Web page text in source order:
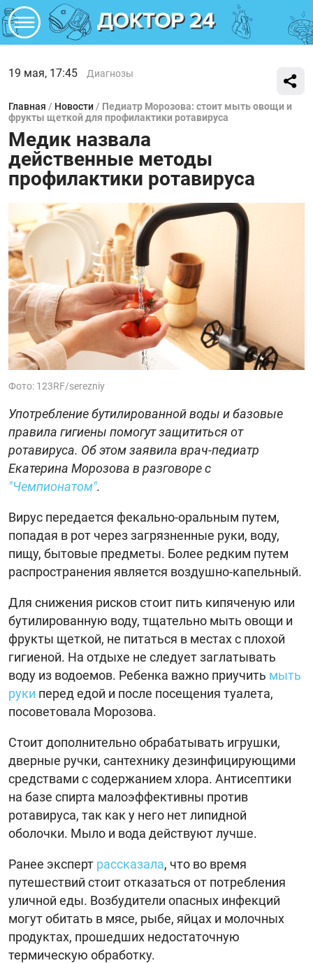
19 мая, 17:45 Диагнозы
Главная / Новости / Педиатр Морозова: стоит мыть овощи и
фрукты щеткой для профилактики ротавируса
Медик назвала
действенные методы
профилактики ротавируса
Фото: 123RF/serezniy
Употребление бутилированной воды и базовые
правила гигиены помогут защититься от
ротавируса. Об этом заявила врач-педиатр
Екатерина Морозова в разговоре с
"Чемпионатом".
Вирус передается фекально-оральным путем,
попадая в рот через загрязненные руки, воду,
пищу, бытовые предметы. Более редким путем
распространения является воздушно-капельный.
Для снижения рисков стоит пить кипяченую или
бутилированную воду, тщательно мыть овощи и
фрукты щеткой, не питаться в местах с плохой
гигиеной. На отдыхе не следует заглатывать
воду из водоемов. Ребенка важно приучить мыть
руки перед едой и после посещения туалета,
посоветовала Морозова.
Стоит дополнительно обрабатывать игрушки,
дверные ручки, сантехнику дезинфицирующими
средствами с содержанием хлора. Антисептики
на базе спирта малоэффективны против
ротавируса, так как у него нет липидной
оболочки. Мыло и вода действуют лучше.
Ранее эксперт рассказала, что во время
путешествий стоит отказаться от потребления
уличной еды. Возбудители опасных инфекций
могут обитать в мясе, рыбе, яйцах и молочных
продуктах, прошедших недостаточную
термическую обработку.